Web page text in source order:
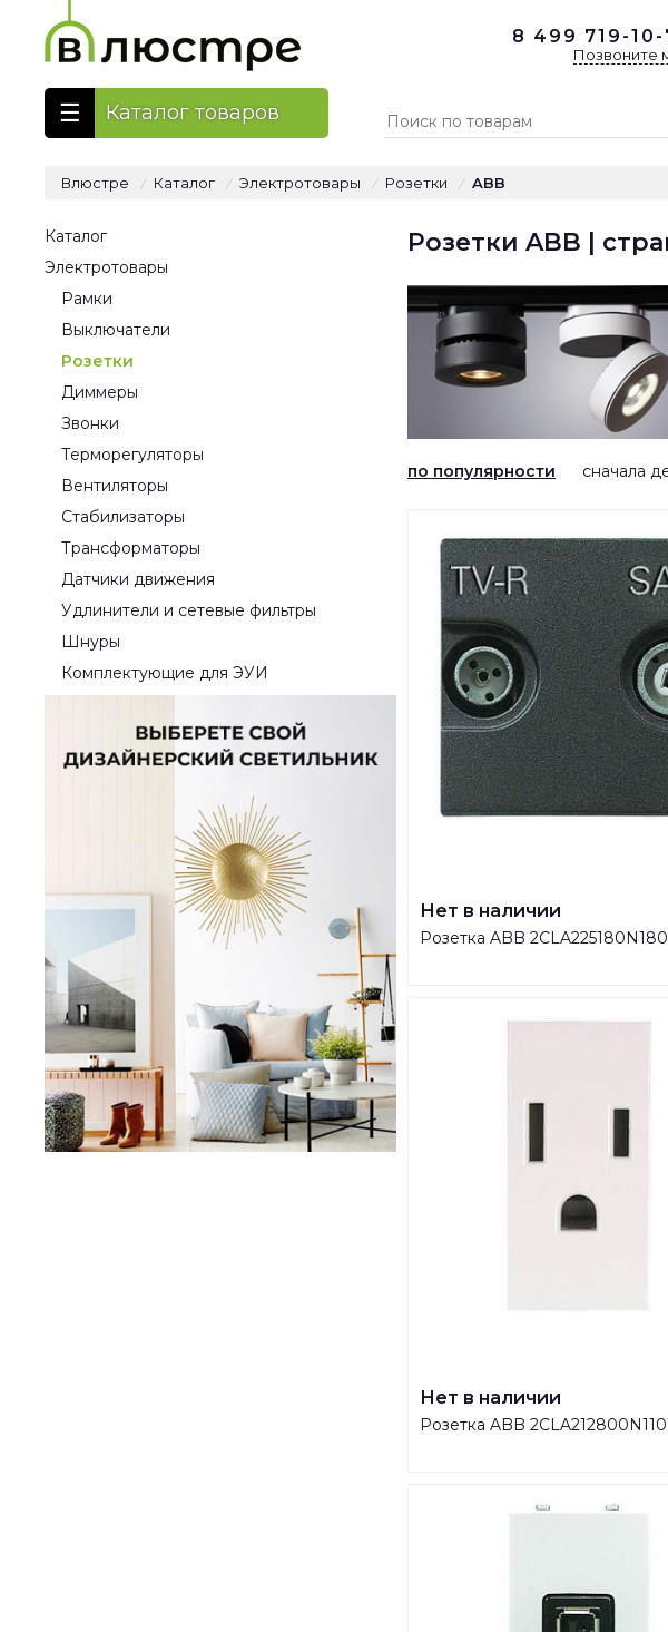
8 499 719-10-
Позвоните
Каталог товаров
Влюстре / Каталог / Электротовары / Розетки / ABB
Каталог
Электротовары
Рамки
Выключатели
Розетки
Диммеры
Звонки
Терморегуляторы
Вентиляторы
Стабилизаторы
Трансформаторы
Датчики движения
Удлинители и сетевые фильтры
Шнуры
Комплектующие для ЭУИ
Розетки ABB |
по популярности сначала
Нет в наличии
Розетка ABB
Нет в наличии
Розетка ABB